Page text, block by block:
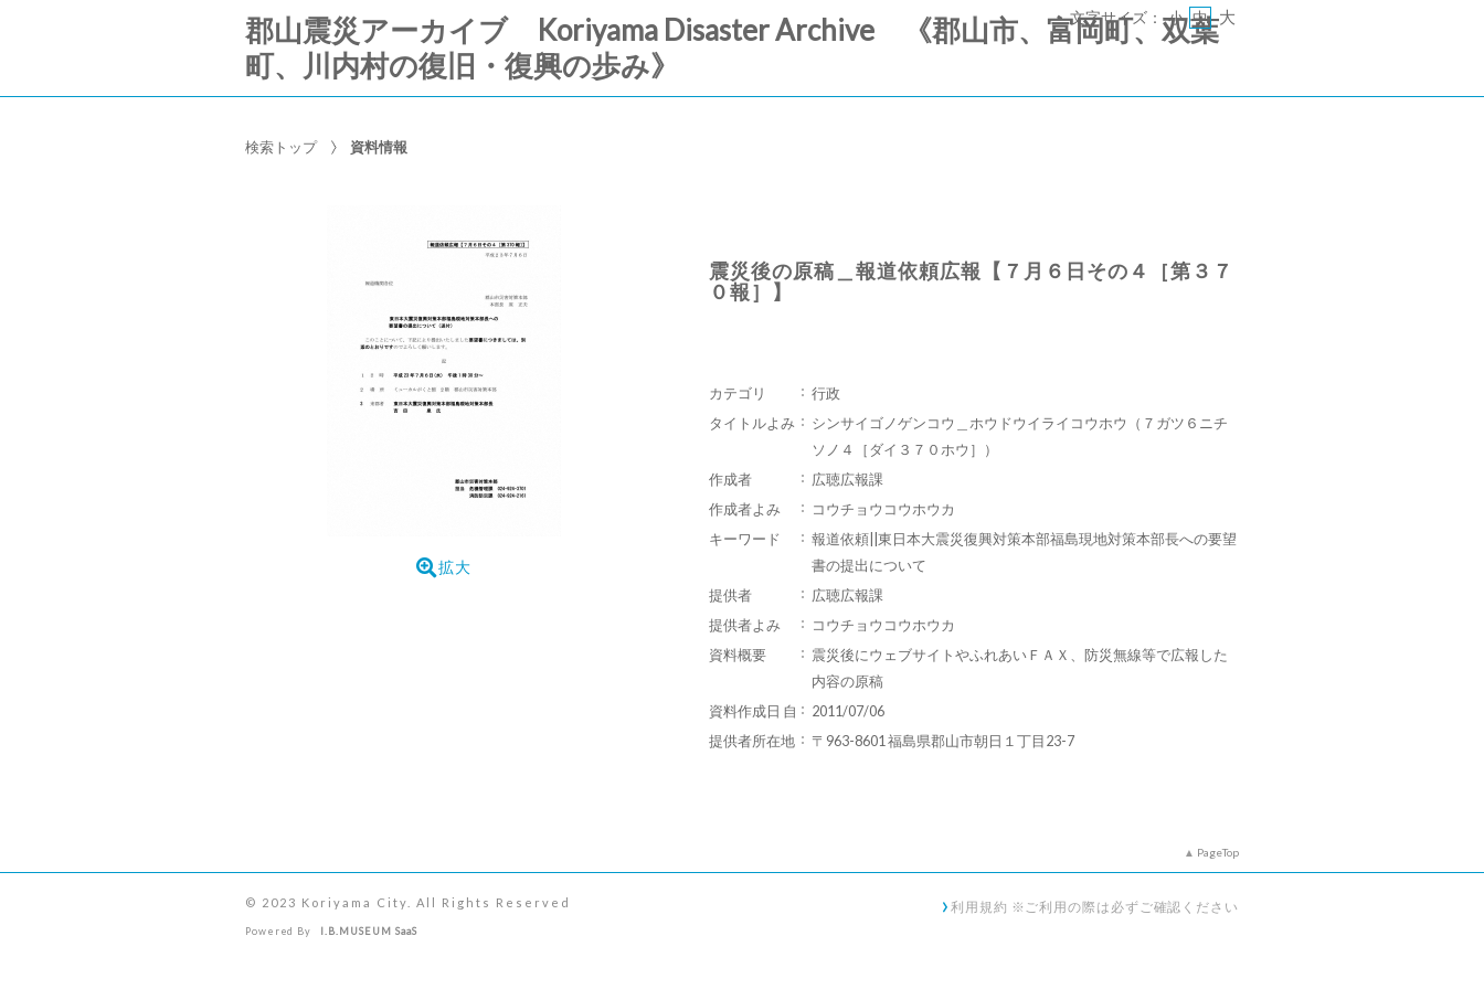
郡山震災アーカイブ Koriyama Disaster Archive 《郡山市、富岡町、双葉
町、川内村の復旧・復興の歩み》
文字サイズ： 小 中 大
検索トップ 資料情報
拡大
震災後の原稿＿報道依頼広報【７月６日その４［第３７
０報］】
カテゴリ
行政
タイトルよみ
シンサイゴノゲンコウ＿ホウドウイライコウホウ（７ガツ６ニチ
ソノ４［ダイ３７０ホウ］）
作成者
広聴広報課
作成者よみ
コウチョウコウホウカ
キーワード
報道依頼||東日本大震災復興対策本部福島現地対策本部長への要望
書の提出について
提供者
広聴広報課
提供者よみ
コウチョウコウホウカ
資料概要
震災後にウェブサイトやふれあいＦＡＸ、防災無線等で広報した
内容の原稿
資料作成日 自
2011/07/06
提供者所在地
〒963-8601 福島県郡山市朝日１丁目23-7
PageTop
利用規約 ※ご利用の際は必ずご確認ください
© 2023 Koriyama City. All Rights Reserved
Powered By I.B.MUSEUM SaaS